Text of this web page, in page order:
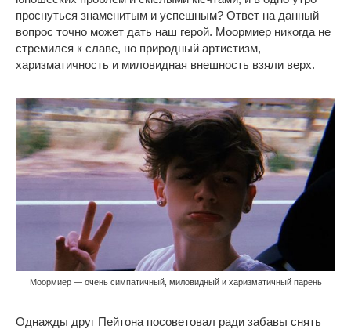
проснуться знаменитым и успешным? Ответ на данный
вопрос точно может дать наш герой. Моормиер никогда не
стремился к славе, но природный артистизм,
харизматичность и миловидная внешность взяли верх.
Моормиер — очень симпатичный, миловидный и харизматичный парень
Однажды друг Пейтона посоветовал ради забавы снять